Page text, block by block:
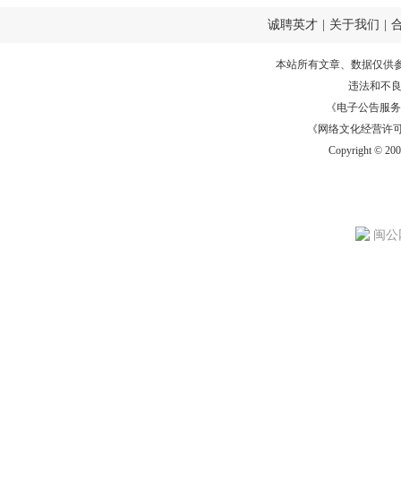
诚聘英才 关于我们
本站所有文章、数据仅供
违法和不
《电子公告服务
《网络文化经营许
Copyright ©
闽公